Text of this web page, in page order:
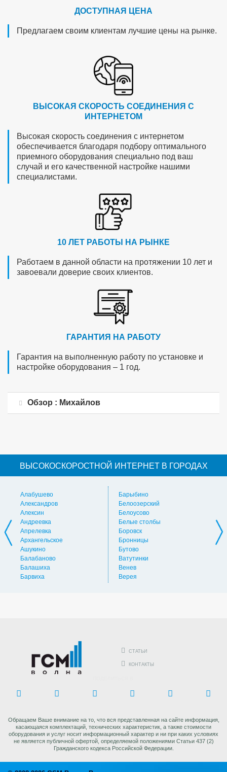
ДОСТУПНАЯ ЦЕНА
Предлагаем своим клиентам лучшие цены на рынке.
ВЫСОКАЯ СКОРОСТЬ СОЕДИНЕНИЯ С
ИНТЕРНЕТОМ
Высокая скорость соединения с интернетом
обеспечивается благодаря подбору оптимального
приемного оборудования специально под ваш
случай и его качественной настройке нашими
специалистами.
10 ЛЕТ РАБОТЫ НА РЫНКЕ
Работаем в данной области на протяжении 10 лет и
завоевали доверие своих клиентов.
ГАРАНТИЯ НА РАБОТУ
Гарантия на выполненную работу по установке и
настройке оборудования – 1 год.
Обзор : Михайлов
ВЫСОКОСКОРОСТНОЙ ИНТЕРНЕТ В ГОРОДАХ
Алабушево
Александров
Алексин
Андреевка
Апрелевка
Архангельское
Ашукино
Балабаново
Балашиха
Барвиха
Барыбино
Белоозерский
Белоусово
Белые столбы
Боровск
Бронницы
Бутово
Ватутинки
Венев
Верея
СТАТЬИ
КОНТАКТЫ
Обращаем Ваше внимание на то, что вся представленная на сайте информация,
касающаяся комплектаций, технических характеристик, а также стоимости
оборудования и услуг носит информационный характер и ни при каких условиях
не является публичной офертой, определяемой положениями Статьи 437 (2)
Гражданского кодекса Российской Федерации.